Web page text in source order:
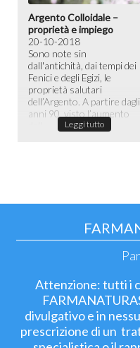
Argento Colloidale –
proprietà e impiego
20-10-2018
Sono note sin
dall'antichità, dai tempi dei
Fenici e degli Egizi, le
proprietà salutari
dell’Argento. A partire dagli
anni 90, visto l’aumento
Leggi tutto
Attenzione: tutti i
divulgativo e in
prescrizione di un